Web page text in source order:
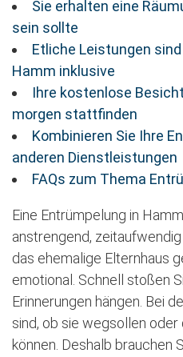
Sie erhalten eine
sein sollte
Etliche Leistungen
Hamm inklusive
Ihre kostenlose
morgen stattfinden
Kombinieren Sie Ihre
anderen Dienstleistungen
FAQs zum Thema
Eine Entrümpelung in
anstrengend,
das ehemalige Elternhaus
emotional. Schnell stoßen
Erinnerungen hängen. Bei
sind, ob sie wegsollen
können. Deshalb brauchen